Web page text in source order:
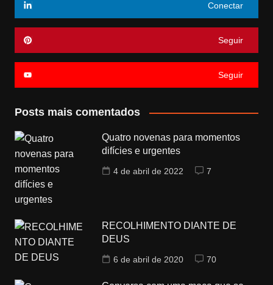
Conectar
Seguir
Seguir
Posts mais comentados
Quatro novenas para momentos
difícies e urgentes
4 de abril de 2022 7
RECOLHIMENTO DIANTE DE
DEUS
6 de abril de 2020 70